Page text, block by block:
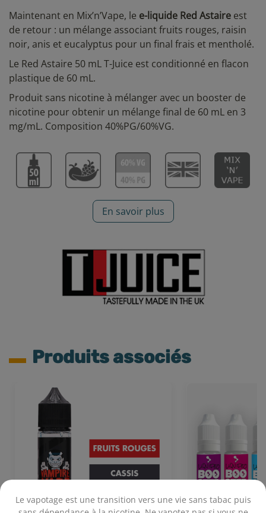
Le vapotage est une transition vers une vie sans tabac puis
Maintenant en Mix’n’Vape, le e-liquide Red Astaire est
de retour : un mélange associant fruits rouges, raisin
noir, anis et eucalyptus pour un final frais et mentholé.
Le Red Astaire 50 mL T-Juice est conditionné en flacon
plastique de 60 mL.
Produit sans nicotine à mélanger avec un booster de
nicotine pour obtenir un mélange final de 60 mL en 3
mg/mL. Composition 40%PG/60%VG.
En savoir plus
Produits associés